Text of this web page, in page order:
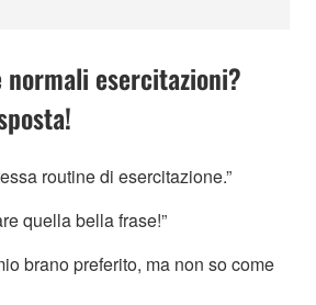
esercitazioni?
routine di esercitazione.”
quella bella frase!”
brano preferito, ma non so come